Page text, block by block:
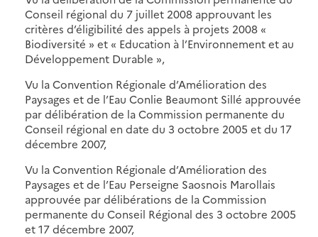
Conseil régional du 7 juillet 2008 approuvant les
critères d’éligibilité des appels à projets 2008 «
Biodiversité » et « Education à l’Environnement et au
Développement Durable »,
Vu la Convention Régionale d’Amélioration des
Paysages et de l’Eau Conlie Beaumont Sillé approuvée
par délibération de la Commission permanente du
Conseil régional en date du 3 octobre 2005 et du 17
décembre 2007,
Vu la Convention Régionale d’Amélioration des
Paysages et de l’Eau Perseigne Saosnois Marollais
approuvée par délibérations de la Commission
permanente du Conseil Régional des 3 octobre 2005
et 17 décembre 2007,